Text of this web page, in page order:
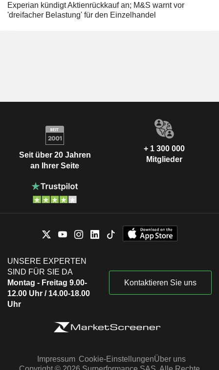
Experian kündigt Aktienrückkauf an; M&S warnt vor
'dreifacher Belastung' für den Einzelhandel
Seit über 20 Jahren
an Ihrer Seite
+ 1 300 000
Mitglieder
UNSERE EXPERTEN
SIND FÜR SIE DA
Montag - Freitag 9.00-
12.00 Uhr / 14.00-18.00
Uhr
Kontaktieren Sie uns
Impressum Cookie-EinstellungenÜber uns